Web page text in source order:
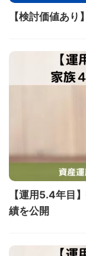
【検討価値あ
【運用5.4年目
績を公開